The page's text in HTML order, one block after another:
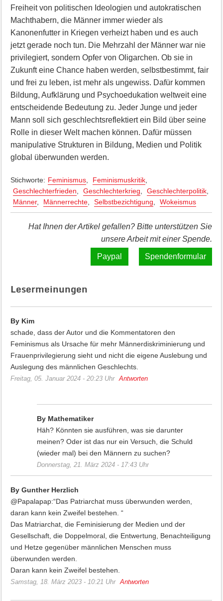
Freiheit von politischen Ideologien und autokratischen
Machthabern, die Männer immer wieder als
Kanonenfutter in Kriegen verheizt haben und es auch
jetzt gerade noch tun. Die Mehrzahl der Männer war nie
privilegiert, sondern Opfer von Oligarchen. Ob sie in
Zukunft eine Chance haben werden, selbstbestimmt, fair
und frei zu leben, ist mehr als ungewiss. Dafür kommen
Bildung, Aufklärung und Psychoedukation weltweit eine
entscheidende Bedeutung zu. Jeder Junge und jeder
Mann soll sich geschlechtsreflektiert ein Bild über seine
Rolle in dieser Welt machen können. Dafür müssen
manipulative Strukturen in Bildung, Medien und Politik
global überwunden werden.
Stichworte: Feminismus, Feminismuskritik,
Geschlechterfrieden
Geschlechterkrieg Geschlechterpolitik,
Männer, Männerrechte, Selbstbezichtigung Wokeismus
Hat Ihnen der Artikel gefallen? Bitte unterstützen Sie
unsere Arbeit mit einer Spende.
Spendenformular
Lesermeinungen
By Kim
schade, dass der Autor und die Kommentatoren den
Feminismus als Ursache für mehr Männerdiskriminierung und
Frauenprivilegierung sieht und nicht die eigene Auslebung und
Auslegung des männlichen Geschlechts.
Freitag, 05. Januar 2024 - 20:23 Uhr Antworten
By Mathematiker
Häh? Könnten sie ausführen, was sie darunter
meinen? Oder ist das nur ein Versuch, die Schuld
(wieder mal) bei den Männern zu suchen?
Donnerstag, 21. März 2024 - 17:43 Uhr
By Gunther Herzlich
@Papalapap:“Das Patriarchat muss überwunden werden,
daran kann kein Zweifel bestehen. “
Das Matriarchat, die Feminisierung der Medien und der
Gesellschaft, die Doppelmoral, die Entwertung, Benachteiligung
und Hetze gegenüber männlichen Menschen muss
überwunden werden.
Daran kann kein Zweifel bestehen.
Samstag, 18. März 2023 - 10:21 Uhr Antworten